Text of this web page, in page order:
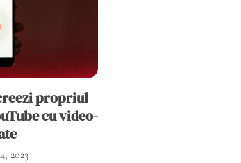
propriul
cu video-
2023